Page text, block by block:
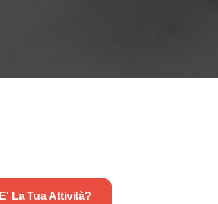
E' La Tua Attività?